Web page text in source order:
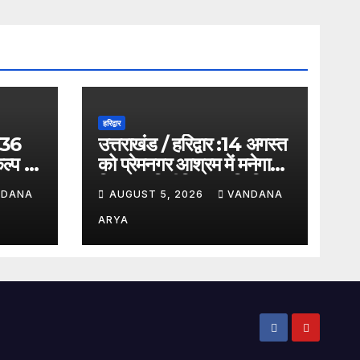
के
भव’
हरिद्वार
उत्तराखंड / हरिद्वार :14 अगस्त
को प्रेमनगर आश्रम में मनेगा
मुख्यमंत्री पुष्कर सिंह धामी होंगे
मुख्य अतिथि_देखे विडिओ !!
AUGUST 5, 2026 VANDANA
ARYA